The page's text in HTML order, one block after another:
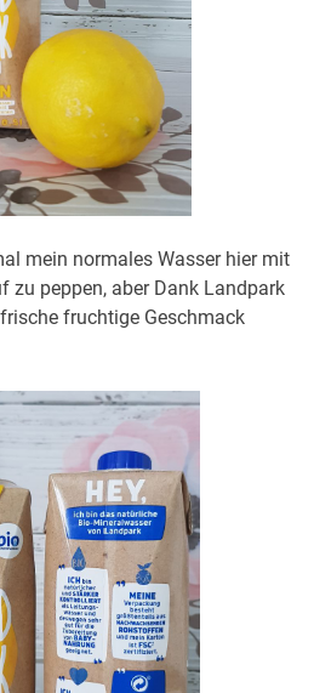
mein normales Wasser hier mit
zu peppen, aber Dank Landpark
fruchtige Geschmack